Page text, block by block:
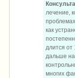
лечение,
как
длится от
дальше
многих